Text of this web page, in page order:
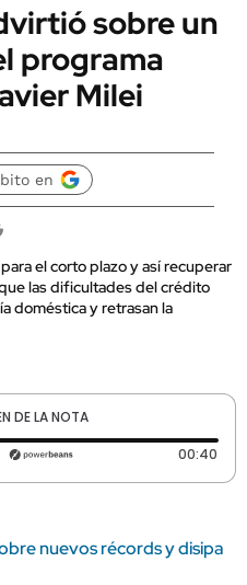
sobre un
programa
Milei
en
el corto plazo y así recuperar
las dificultades del crédito
doméstica y retrasan la
DE LA NOTA
0 segundos 00:40
nuevos récords y disipa